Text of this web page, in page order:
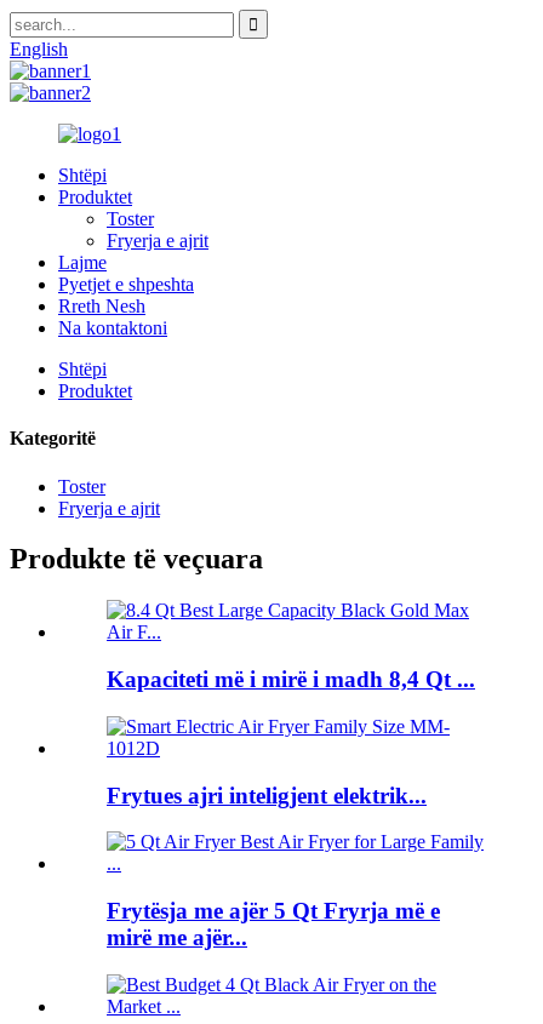
English
Shtëpi
Produktet
Toster
Fryerja e ajrit
Lajme
Pyetjet e shpeshta
Rreth Nesh
Na kontaktoni
Shtëpi
Produktet
Kategoritë
Toster
Fryerja e ajrit
Produkte të veçuara
Kapaciteti më i mirë i madh 8,4 Qt ...
Frytues ajri inteligjent elektrik...
Frytësja me ajër 5 Qt Fryrja më e
mirë me ajër...